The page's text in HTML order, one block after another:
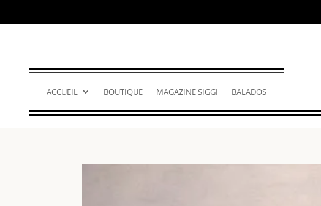
ACCUEIL BOUTIQUE MAGAZINE SIGGI BALADOS